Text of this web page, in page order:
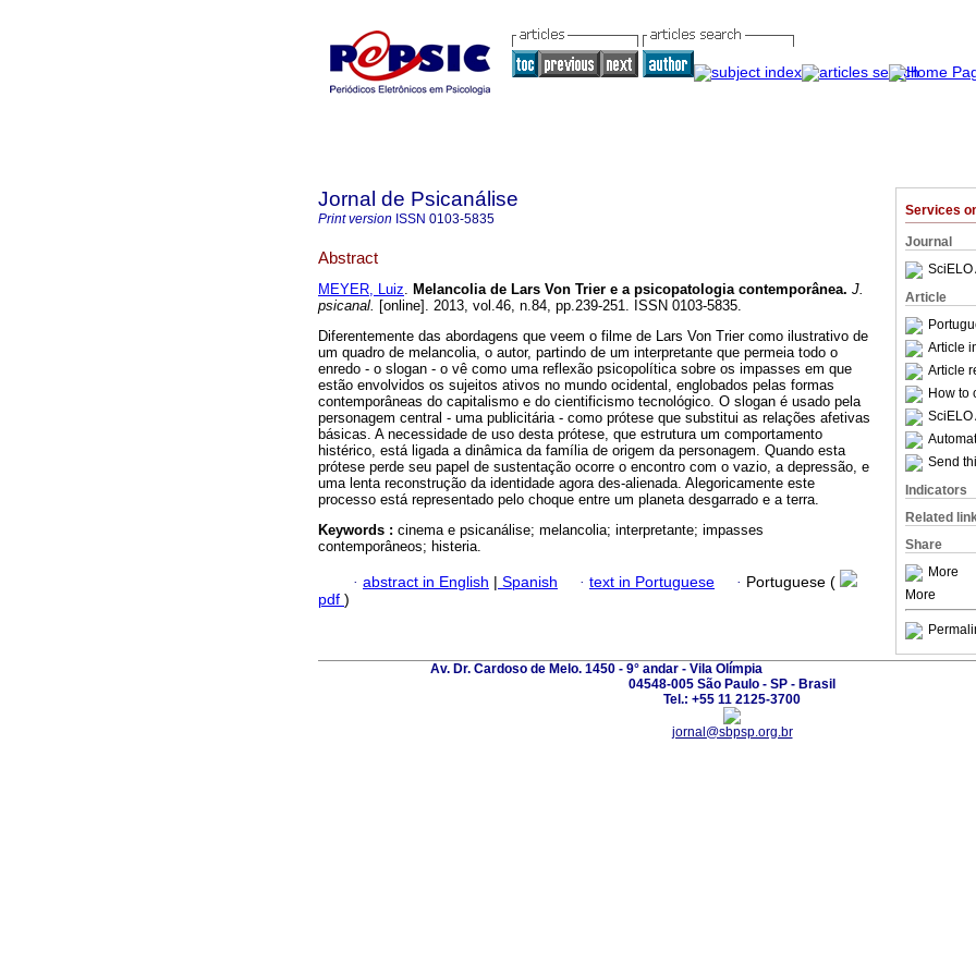
Services
Journal
SciELO
Article
Article
Article
How to
SciELO
Send
Indicators
Related
Share
More
More
Jornal de Psicanálise
Print version ISSN 0103-5835
Abstract
MEYER, Luiz. Melancolia de Lars Von Trier e a psicopatologia contemporânea. J.
psicanal. [online]. 2013, vol.46, n.84, pp.239-251. ISSN 0103-5835.
Diferentemente das abordagens que veem o filme de Lars Von Trier como ilustrativo de
um quadro de melancolia, o autor, partindo de um interpretante que permeia todo o
enredo - o slogan - o vê como uma reflexão psicopolítica sobre os impasses em que
estão envolvidos os sujeitos ativos no mundo ocidental, englobados pelas formas
contemporâneas do capitalismo e do cientificismo tecnológico. O slogan é usado pela
personagem central - uma publicitária - como prótese que substitui as relações afetivas
básicas. A necessidade de uso desta prótese, que estrutura um comportamento
histérico, está ligada a dinâmica da família de origem da personagem. Quando esta
prótese perde seu papel de sustentação ocorre o encontro com o vazio, a depressão, e
uma lenta reconstrução da identidade agora des-alienada. Alegoricamente este
processo está representado pelo choque entre um planeta desgarrado e a terra.
Keywords : cinema e psicanálise; melancolia; interpretante; impasses
contemporâneos; histeria.
· abstract in English | Spanish · text in Portuguese · Portuguese (
pdf )
Av. Dr. Cardoso de Melo. 1450 - 9° andar - Vila Olímpia
04548-005 São Paulo - SP - Brasil
Tel.: +55 11 2125-3700
jornal@sbpsp.org.br